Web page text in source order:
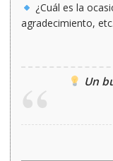
¿Cuál es la
agradecimiento,
Un